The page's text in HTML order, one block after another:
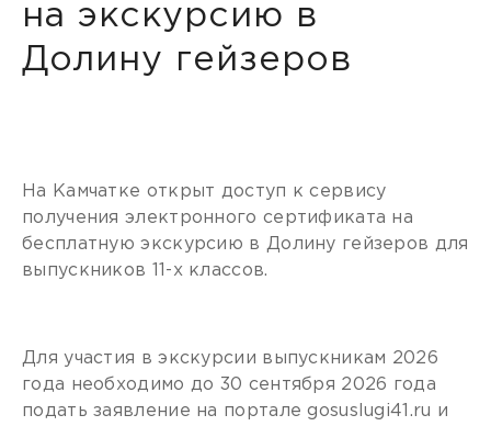
на экскурсию в
Долину гейзеров
На Камчатке открыт доступ к сервису
получения электронного сертификата на
бесплатную экскурсию в Долину гейзеров для
выпускников 11-х классов.
Для участия в экскурсии выпускникам 2026
года необходимо до 30 сентября 2026 года
подать заявление на портале gosuslugi41.ru и